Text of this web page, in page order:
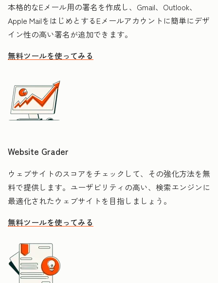
本格的なEメール用の署名を作成し、Gmail、Outlook、
Apple MailをはじめとするEメールアカウントに簡単にデザ
イン性の高い署名が追加できます。
無料ツールを使ってみる
Website Grader
ウェブサイトのスコアをチェックして、その強化方法を無
料で提供します。ユーザビリティの高い、検索エンジンに
最適化されたウェブサイトを目指しましょう。
無料ツールを使ってみる